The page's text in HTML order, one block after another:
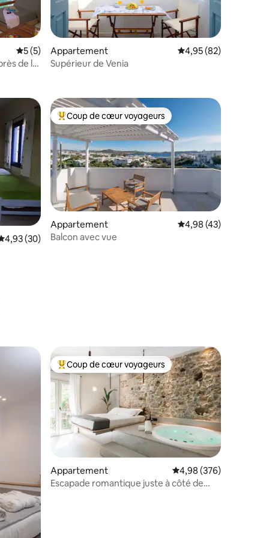
: 4,88 sur 5
Évaluation moyenne sur la base de 5 commentaires : 5 sur 5
5 (5)
de la
Appartement Évaluation moyenne
4,95 (82)
Supérieur de Venia
: 5 sur 5
appréciés
moyenne sur la base de 30 commentaires : 4,93 sur 5
4,93 (30)
Coups de cœur voyageurs les plus appréciés
Coup de cœur voyageurs
Appartement Évaluation moyenne
4,98 (43)
Balcon avec vue
: 4,97 sur 5
appréciés Coups de cœur voyageurs les plus appréciés
Coup de cœur voyageurs
Appartement Évaluation moyenne
4,98 (376)
Escapade romantique juste à côté de